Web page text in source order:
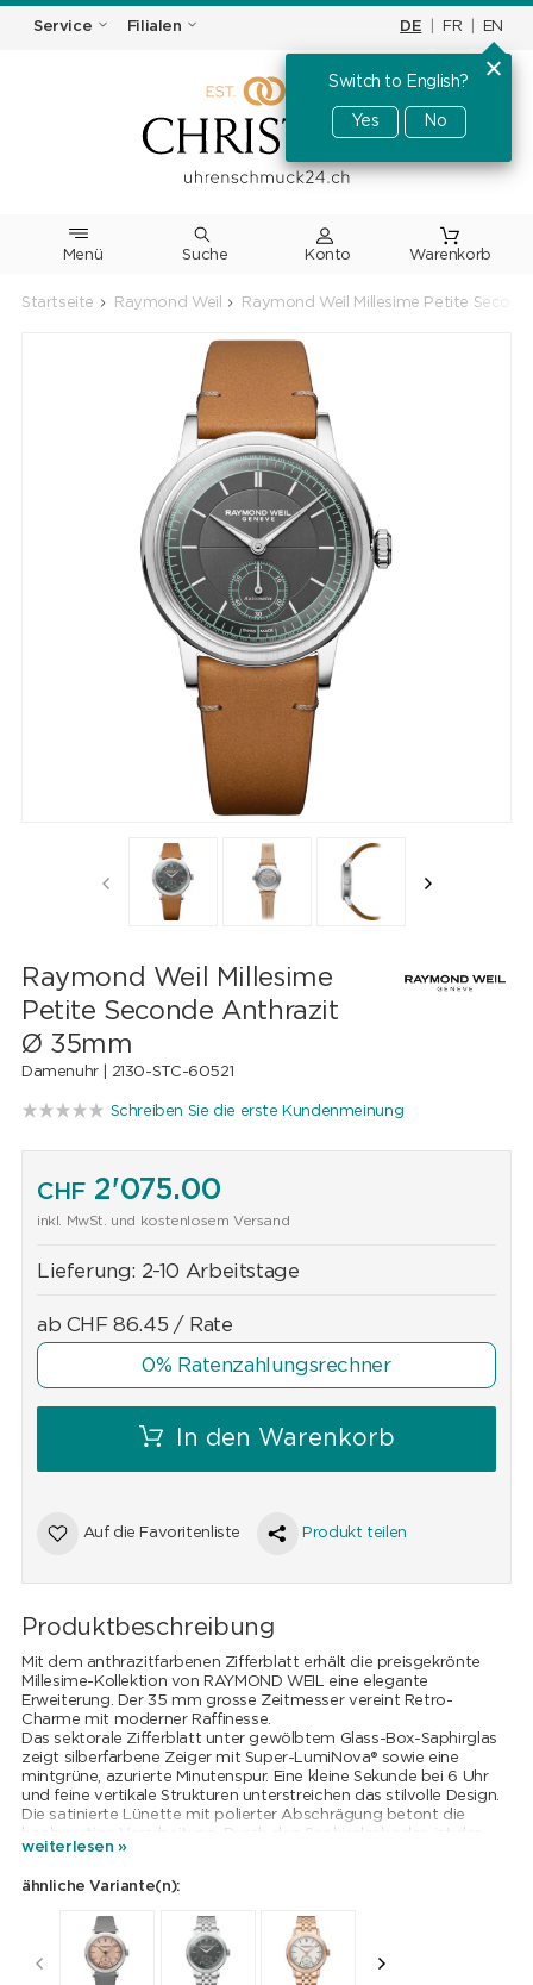
Service Filialen DE FR EN
Switch to English?
Yes No
Menü Suche Warenkorb
Startseite Raymond Weil Raymond Weil Millesime Petite
Raymond Weil Millesime
Petite Seconde Anthrazit
Ø 35mm
Damenuhr | 2130-STC-60521
Schreiben Sie die erste Kundenmeinung
CHF2'075.00
inkl. MwSt. und kostenlosem Versand
Lieferung: 2-10 Arbeitstage
ab CHF86.45 / Rate
0% Ratenzahlungsrechner
In den Warenkorb
Auf die Favoritenliste Produkt teilen
Produktbeschreibung
Mit dem anthrazitfarbenen Zifferblatt erhält die preisgekrönte
Millesime-Kollektion von RAYMOND WEIL eine elegante
Erweiterung. Der 35 mm grosse Zeitmesser vereint Retro-
Charme mit moderner Raffinesse.
Das sektorale Zifferblatt unter gewölbtem Glass-Box-Saphirglas
zeigt silberfarbene Zeiger mit Super-LumiNova® sowie eine
mintgrüne, azurierte Minutenspur. Eine kleine Sekunde bei 6 Uhr
und feine vertikale Strukturen unterstreichen das stilvolle Design.
Die satinierte Lünette mit polierter Abschrägung betont die
Automatikwerk mit W-förmiger Schwungmasse sichtbar. Ein
elegant ab.
weiterlesen »
ähnliche Variante(n):